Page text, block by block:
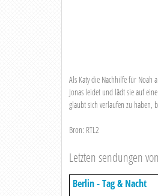
Als Katy die Nachhilfe für Noah
Jonas leidet und lädt sie auf
glaubt sich verlaufen zu haben,
Bron: RTL2
Letzten sendungen
Berlin - Tag & Nacht